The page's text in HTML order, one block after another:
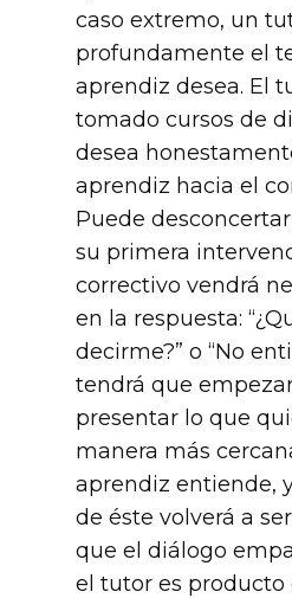
caso extremo, un
profundamente el
aprendiz desea. El
tomado cursos de
desea
aprendiz hacia el
Puede
su primera
correctivo vendrá
en la respuesta:
decirme?” o “No
tendrá que
presentar lo que
manera más
aprendiz entiende,
de éste volverá a
que el diálogo
el tutor es producto